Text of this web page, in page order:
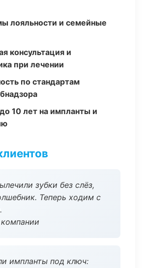
лояльности и семейные
консультация и
при лечении
по стандартам
10 лет на импланты и
зубки без слёз,
Теперь ходим с
импланты под ключ: